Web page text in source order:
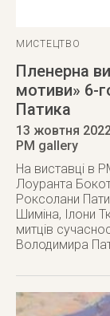
МИСТЕЦТВО
Пленерна
мотиви» 6-
Патика
13 жовтня
PM gallery
На виставці в
Лоуранта
Роксолани
Шиміна, Ілони
митців
Володимира